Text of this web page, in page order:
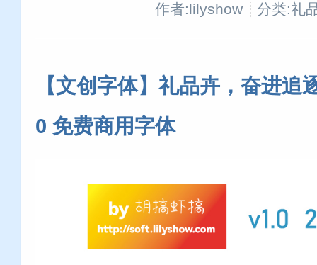
作者:lilyshow
分类:礼
【文创字体】礼品卉，奋进追
0 免费商用字体